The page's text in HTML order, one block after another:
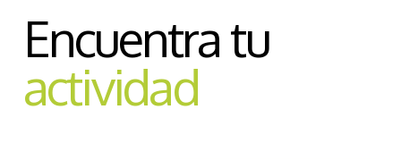
Encuentra tu
actividad